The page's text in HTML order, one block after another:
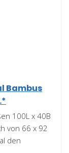
Bambus
100L x 40B
von 66 x 92
den